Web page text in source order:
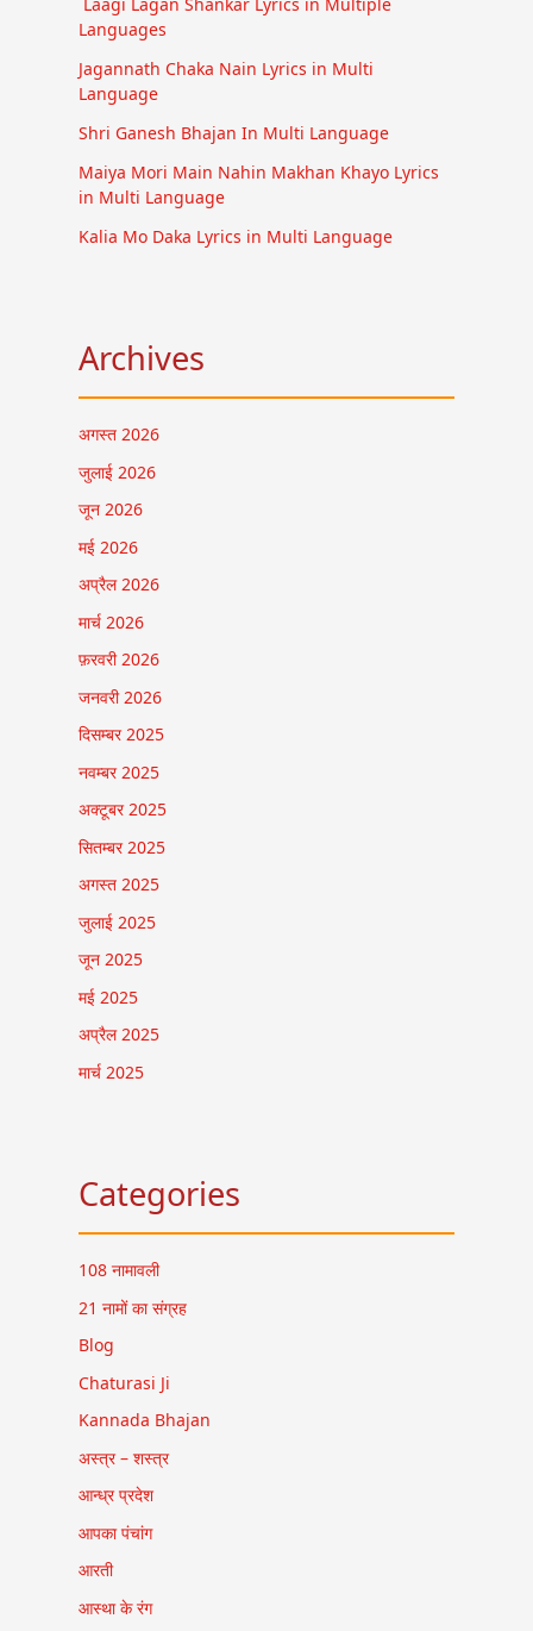
Languages
Jagannath Chaka Nain Lyrics in Multi
Language
Shri Ganesh Bhajan In Multi Language
Maiya Mori Main Nahin Makhan Khayo Lyrics
in Multi Language
Kalia Mo Daka Lyrics in Multi Language
Archives
अगस्त 2026
जुलाई 2026
जून 2026
मई 2026
अप्रैल 2026
मार्च 2026
फ़रवरी 2026
जनवरी 2026
दिसम्बर 2025
नवम्बर 2025
अक्टूबर 2025
सितम्बर 2025
अगस्त 2025
जुलाई 2025
जून 2025
मई 2025
अप्रैल 2025
मार्च 2025
Categories
108 नामावली
21 नामों का संग्रह
Blog
Chaturasi Ji
Kannada Bhajan
अस्त्र – शस्त्र
आन्ध्र प्रदेश
आपका पंचांग
आरती
आस्था के रंग